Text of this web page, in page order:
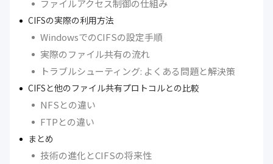
ファイルアクセス制御の仕組み
CIFSの実際の利用方法
WindowsでのCIFSの設定手順
実際のファイル共有の流れ
トラブルシューティング: よくある問題と解決策
CIFSと他のファイル共有プロトコルとの比較
NFSとの違い
FTPとの違い
まとめ
技術の進化とCIFSの将来性